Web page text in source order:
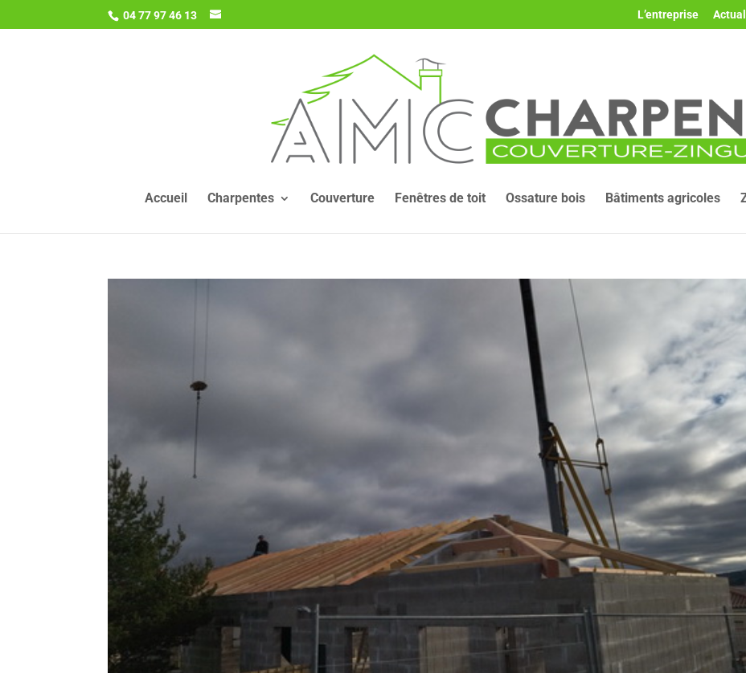
04 77 97 46 13 L’entreprise
Accueil Charpentes Couverture Fenêtres de toit Ossature bois Bâtiments agricoles